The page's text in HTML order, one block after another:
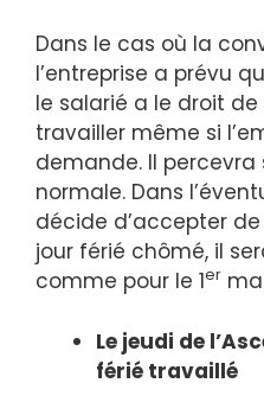
Dans le cas où la
l’entreprise a prévu
le salarié a le droit
travailler même si
demande. Il
normale. Dans
décide d’accepter
jour férié chômé, il
comme pour le 1er
Le jeudi de
férié travaillé